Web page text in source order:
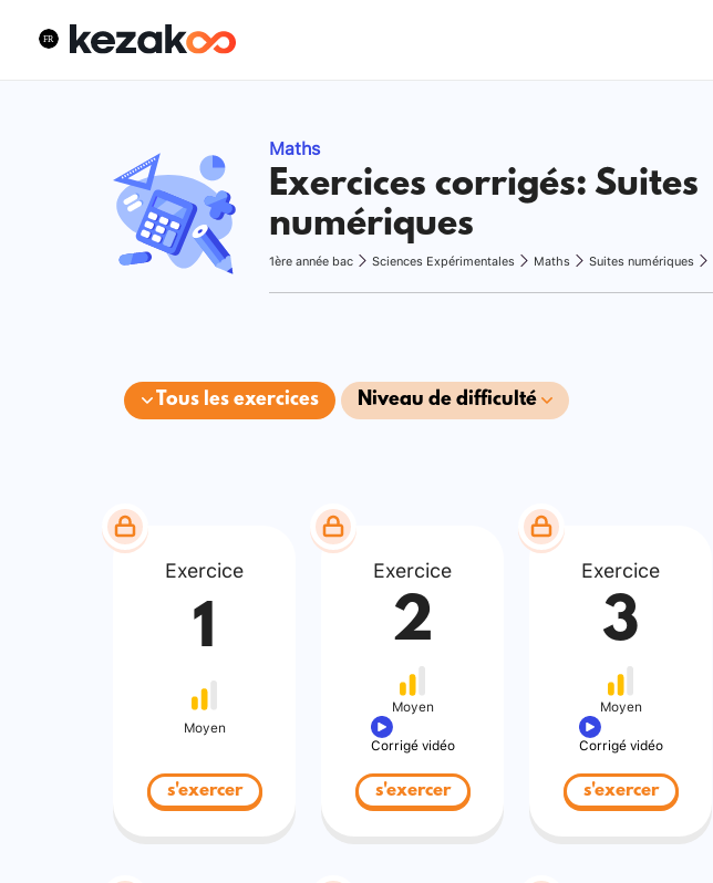
Maths
Exercices corrigés: Suites
numériques
1ère année bac Sciences Expérimentales Maths Suites numériques
Tous les exercices Niveau de difficulté
Exercice
1
Moyen
s'exercer
Exercice
2
Moyen
Corrigé vidéo
s'exercer
Exercice
3
Moyen
Corrigé vidéo
s'exercer